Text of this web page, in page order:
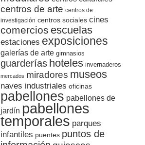
centros de arte centros de
investigación centros sociales cines
comercios escuelas
estaciones exposiciones
galerías de arte gimnasios
guarderías hoteles invernaderos
mercados miradores museos
naves industriales oficinas
pabellones pabellones de
jardín pabellones
temporales parques
infantiles puentes puntos de